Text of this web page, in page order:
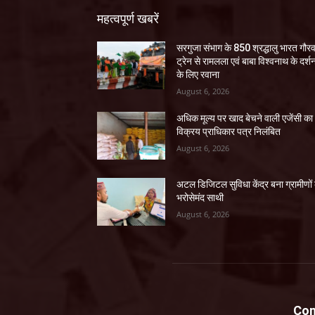
महत्वपूर्ण खबरें
सरगुजा संभाग के 850 श्रद्धालु भारत
ट्रेन से रामलला एवं बाबा विश्वनाथ के
के लिए रवाना
August 6, 2026
अधिक मूल्य पर खाद बेचने वाली एजेंसी का
विक्रय प्राधिकार पत्र निलंबित
August 6, 2026
अटल डिजिटल सुविधा केंद्र बना ग्रामीणों
भरोसेमंद साथी
August 6, 2026